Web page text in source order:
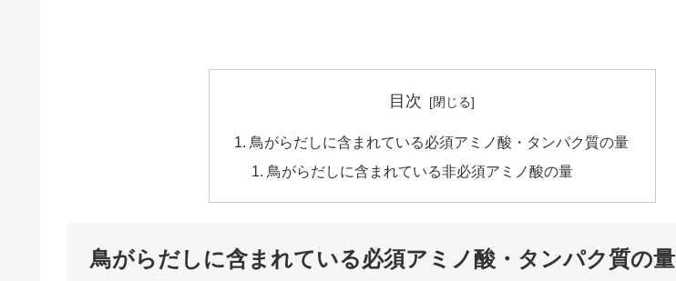
目次
鳥がらだしに含まれている必須アミノ酸・タンパク質の量
鳥がらだしに含まれている非必須アミノ酸の量
鳥がらだしに含まれている必須アミノ酸・タンパク質の量